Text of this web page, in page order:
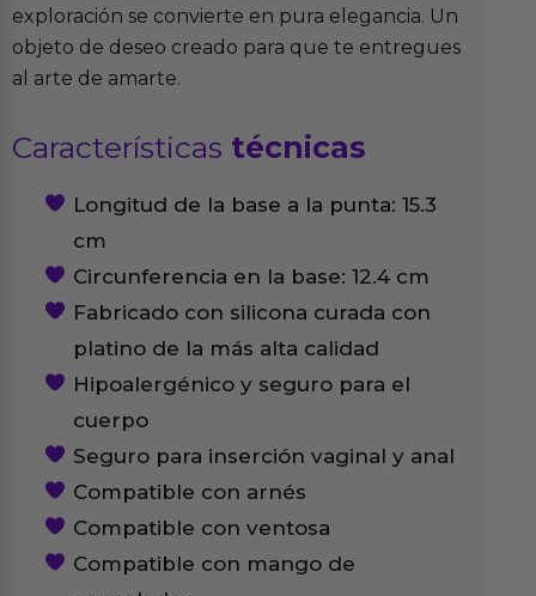
exploración se convierte en pura elegancia. Un
objeto de deseo creado para que te entregues
al arte de amarte.
Características técnicas
Longitud de la base a la punta: 15.3
cm
Circunferencia en la base: 12.4 cm
Fabricado con silicona curada con
platino de la más alta calidad
Hipoalergénico y seguro para el
cuerpo
Seguro para inserción vaginal y anal
Compatible con arnés
Compatible con ventosa
Compatible con mango de